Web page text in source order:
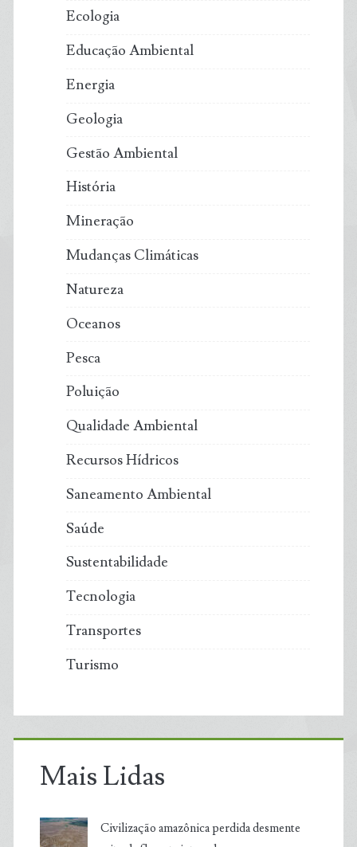
Ecologia
Educação Ambiental
Energia
Geologia
Gestão Ambiental
História
Mineração
Mudanças Climáticas
Natureza
Oceanos
Pesca
Poluição
Qualidade Ambiental
Recursos Hídricos
Saneamento Ambiental
Saúde
Sustentabilidade
Tecnologia
Transportes
Turismo
Mais Lidas
Civilização amazônica perdida desmente